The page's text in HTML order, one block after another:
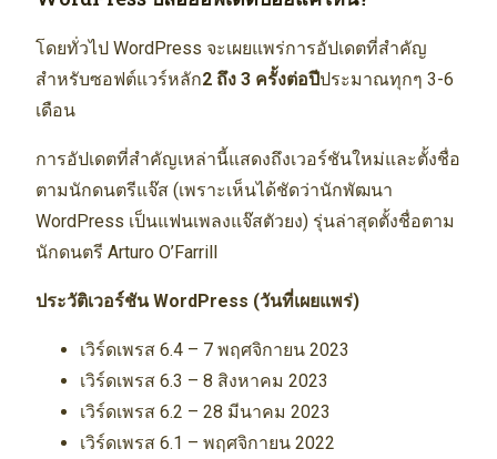
โดยทั่วไป WordPress จะเผยแพร่การอัปเดตที่สำคัญ
สำหรับซอฟต์แวร์หลัก2 ถึง 3 ครั้งต่อปีประมาณทุกๆ 3-6
เดือน
การอัปเดตที่สำคัญเหล่านี้แสดงถึงเวอร์ชันใหม่และตั้งชื่อ
ตามนักดนตรีแจ๊ส (เพราะเห็นได้ชัดว่านักพัฒนา
WordPress เป็นแฟนเพลงแจ๊สตัวยง) รุ่นล่าสุดตั้งชื่อตาม
นักดนตรี Arturo O’Farrill
ประวัติเวอร์ชัน WordPress (วันที่เผยแพร่)
เวิร์ดเพรส 6.4 – 7 พฤศจิกายน 2023
เวิร์ดเพรส 6.3 – 8 สิงหาคม 2023
เวิร์ดเพรส 6.2 – 28 มีนาคม 2023
เวิร์ดเพรส 6.1 – พฤศจิกายน 2022